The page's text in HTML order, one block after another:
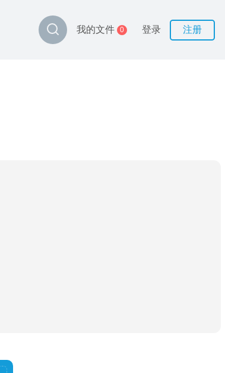
我的文件 0 登录 注册